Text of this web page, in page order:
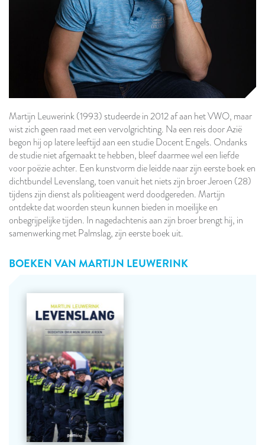
Martijn Leuwerink (1993) studeerde in 2012 af aan het VWO, maar
wist zich geen raad met een vervolgrichting. Na een reis door Azië
begon hij op latere leeftijd aan een studie Docent Engels. Ondanks
de studie niet afgemaakt te hebben, bleef daarmee wel een liefde
voor poëzie achter. Een kunstvorm die leidde naar zijn eerste boek en
dichtbundel Levenslang, toen vanuit het niets zijn broer Jeroen (28)
tijdens zijn dienst als politieagent werd doodgereden. Martijn
ontdekte dat woorden steun kunnen bieden in moeilijke en
onbegrijpelijke tijden. In nagedachtenis aan zijn broer brengt hij, in
samenwerking met Palmslag, zijn eerste boek uit.
BOEKEN VANMARTIJN LEUWERINK